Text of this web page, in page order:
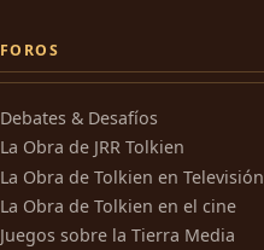
FOROS
Debates & Desafíos
La Obra de JRR Tolkien
La Obra de Tolkien en Televisión
La Obra de Tolkien en el cine
Juegos sobre la Tierra Media